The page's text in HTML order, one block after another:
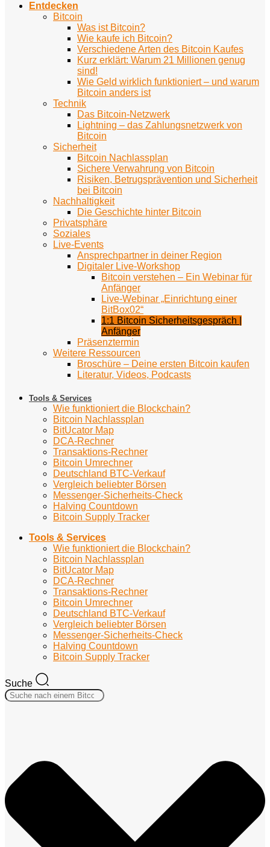
Entdecken
Bitcoin
Was ist Bitcoin?
Wie kaufe ich Bitcoin?
Verschiedene Arten des Bitcoin Kaufes
Kurz erklärt: Warum 21 Millionen genug
sind!
Wie Geld wirklich funktioniert – und warum
Bitcoin anders ist
Technik
Das Bitcoin-Netzwerk
Lightning – das Zahlungsnetzwerk von
Bitcoin
Sicherheit
Bitcoin Nachlassplan
Sichere Verwahrung von Bitcoin
Risiken, Betrugsprävention und Sicherheit
bei Bitcoin
Nachhaltigkeit
Die Geschichte hinter Bitcoin
Privatsphäre
Soziales
Live-Events
Ansprechpartner in deiner Region
Digitaler Live-Workshop
Bitcoin verstehen – Ein Webinar für
Anfänger
Live-Webinar „Einrichtung einer
BitBox02“
1:1 Bitcoin Sicherheitsgespräch |
Anfänger
Präsenztermin
Weitere Ressourcen
Broschüre – Deine ersten Bitcoin kaufen
Literatur, Videos, Podcasts
Tools & Services
Wie funktioniert die Blockchain?
Bitcoin Nachlassplan
BitUcator Map
DCA-Rechner
Transaktions-Rechner
Bitcoin Umrechner
Deutschland BTC-Verkauf
Vergleich beliebter Börsen
Messenger-Sicherheits-Check
Halving Countdown
Bitcoin Supply Tracker
Tools & Services
Wie funktioniert die Blockchain?
Bitcoin Nachlassplan
BitUcator Map
DCA-Rechner
Transaktions-Rechner
Bitcoin Umrechner
Deutschland BTC-Verkauf
Vergleich beliebter Börsen
Messenger-Sicherheits-Check
Halving Countdown
Bitcoin Supply Tracker
Suche